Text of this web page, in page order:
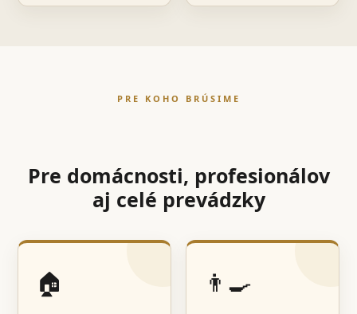
PRE KOHO BRÚSIME
Pre domácnosti, profesionálov
aj celé prevádzky
🏠 👨‍🍳